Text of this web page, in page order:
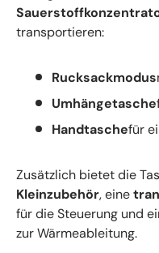
transportieren:
Rucksackmodus
Umhängetasche
Handtaschefür
Zusätzlich bietet die
Kleinzubehör, eine
für die Steuerung und
zur Wärmeableitung.